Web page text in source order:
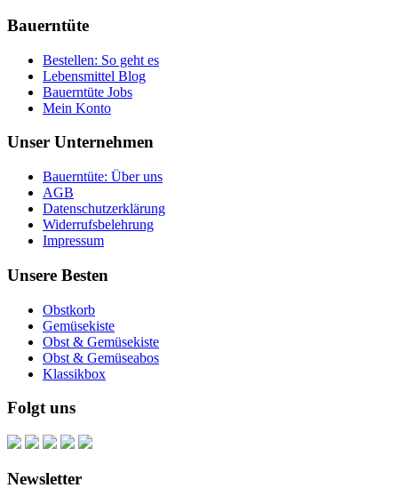
Bauerntüte
Bestellen: So geht es
Lebensmittel Blog
Bauerntüte Jobs
Mein Konto
Unser Unternehmen
Bauerntüte: Über uns
AGB
Datenschutzerklärung
Widerrufsbelehrung
Impressum
Unsere Besten
Obstkorb
Gemüsekiste
Obst & Gemüsekiste
Obst & Gemüseabos
Klassikbox
Folgt uns
Newsletter